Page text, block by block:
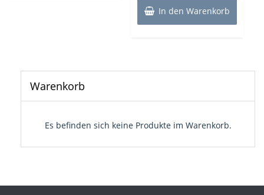
In den Warenkorb
Warenkorb
Es befinden sich keine Produkte im Warenkorb.